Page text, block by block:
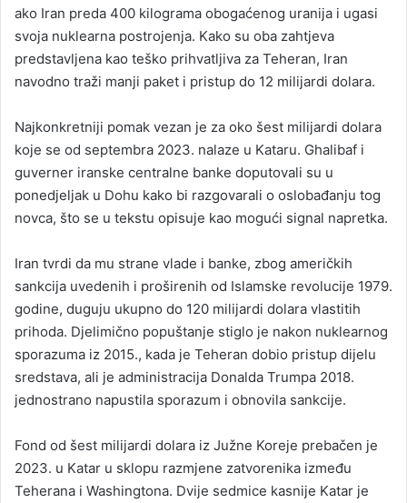
ako Iran preda 400 kilograma obogaćenog uranija i ugasi
svoja nuklearna postrojenja. Kako su oba zahtjeva
predstavljena kao teško prihvatljiva za Teheran, Iran
navodno traži manji paket i pristup do 12 milijardi dolara.
Najkonkretniji pomak vezan je za oko šest milijardi dolara
koje se od septembra 2023. nalaze u Kataru. Ghalibaf i
guverner iranske centralne banke doputovali su u
ponedjeljak u Dohu kako bi razgovarali o oslobađanju tog
novca, što se u tekstu opisuje kao mogući signal napretka.
Iran tvrdi da mu strane vlade i banke, zbog američkih
sankcija uvedenih i proširenih od Islamske revolucije 1979.
godine, duguju ukupno do 120 milijardi dolara vlastitih
prihoda. Djelimično popuštanje stiglo je nakon nuklearnog
sporazuma iz 2015., kada je Teheran dobio pristup dijelu
sredstava, ali je administracija Donalda Trumpa 2018.
jednostrano napustila sporazum i obnovila sankcije.
Fond od šest milijardi dolara iz Južne Koreje prebačen je
2023. u Katar u sklopu razmjene zatvorenika između
Teherana i Washingtona. Dvije sedmice kasnije Katar je